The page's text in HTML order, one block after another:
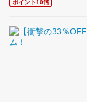
ポイント10倍